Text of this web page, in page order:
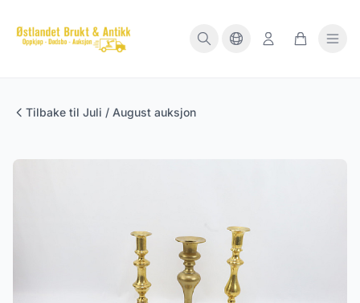
Tilbake til Juli / August auksjon